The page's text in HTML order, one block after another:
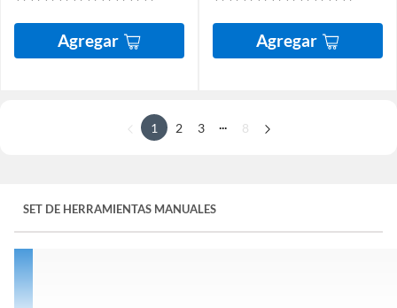
Agregar Agregar
1 2 3 ... 8
SET DE HERRAMIENTAS MANUALES